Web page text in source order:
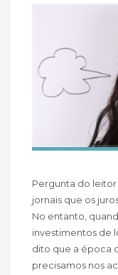
Pergunta do leitor
jornais que os
No entanto,
investimentos de
dito que a época
precisamos nos